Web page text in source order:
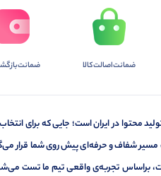
ضمانت‌اصالت‌کالا
محتوا در ایران است؛ جایی که برای
شفاف و حرفه‌ای پیش روی شما قرار
براساس تجربه‌ی واقعی تیم ما تست